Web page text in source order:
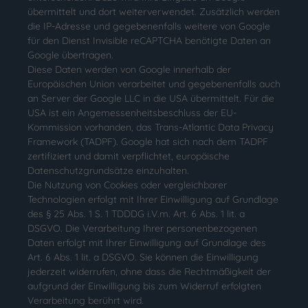
übermittelt und dort weiterverwendet. Zusätzlich werden
die IP-Adresse und gegebenenfalls weitere von Google
für den Dienst Invisible reCAPTCHA benötigte Daten an
Google übertragen.
Diese Daten werden von Google innerhalb der
Europäischen Union verarbeitet und gegebenenfalls auch
an Server der Google LLC in die USA übermittelt. Für die
USA ist ein Angemessenheitsbeschluss der EU-
Kommission vorhanden, das Trans-Atlantic Data Privacy
Framework (TADPF). Google hat sich nach dem TADPF
zertifiziert und damit verpflichtet, europäische
Datenschutzgrundsätze einzuhalten.
Die Nutzung von Cookies oder vergleichbarer
Technologien erfolgt mit Ihrer Einwilligung auf Grundlage
des § 25 Abs. 1 S. 1 TDDDG i.V.m. Art. 6 Abs. 1 lit. a
DSGVO. Die Verarbeitung Ihrer personenbezogenen
Daten erfolgt mit Ihrer Einwilligung auf Grundlage des
Art. 6 Abs. 1 lit. a DSGVO. Sie können die Einwilligung
jederzeit widerrufen, ohne dass die Rechtmäßigkeit der
aufgrund der Einwilligung bis zum Widerruf erfolgten
Verarbeitung berührt wird.